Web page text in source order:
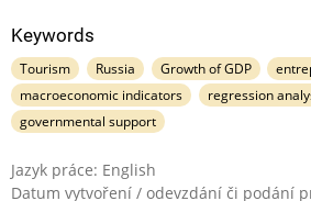
Keywords
Tourism Russia Growth of GDP
macroeconomic indicators
regression
governmental support
Jazyk práce: English
Datum vytvoření / odevzdání či podání